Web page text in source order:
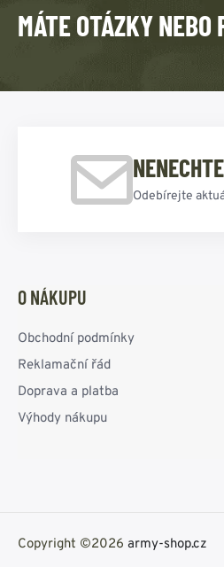
MÁTE OTÁZKY
Odebírejte
O NÁKUPU
Obchodní podmínky
Reklamační řád
Doprava a platba
Výhody nákupu
Copyright ©2026 army-shop.cz